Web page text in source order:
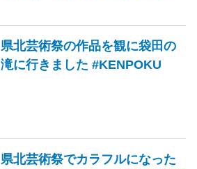
県北芸術祭の作品を観に袋田の
滝に行きました #KENPOKU
県北芸術祭でカラフルになった